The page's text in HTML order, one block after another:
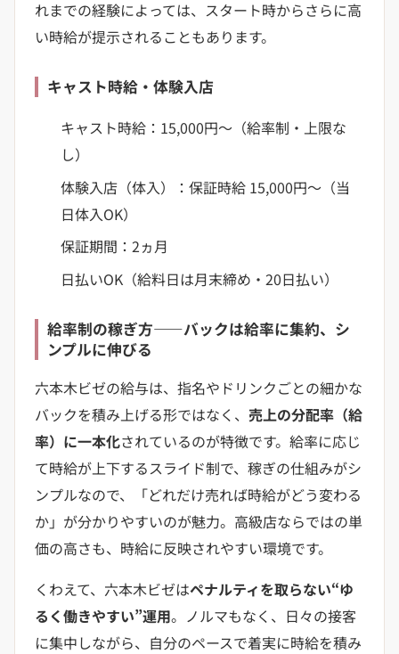
れまでの経験によっては、スタート時からさらに高
い時給が提示されることもあります。
キャスト時給・体験入店
キャスト時給：15,000円〜（給率制・上限な
し）
体験入店（体入）：保証時給 15,000円〜（当
日体入OK）
保証期間：2ヵ月
日払いOK（給料日は月末締め・20日払い）
給率制の稼ぎ方——バックは給率に集約、シ
ンプルに伸びる
六本木ビゼの給与は、指名やドリンクごとの細かな
バックを積み上げる形ではなく、 売上の分配率（給
率）に一本化されているのが特徴です。給率に応じ
て時給が上下するスライド制で、稼ぎの仕組みがシ
ンプルなので、「どれだけ売れば時給がどう変わる
か」が分かりやすいのが魅力。高級店ならではの単
価の高さも、時給に反映されやすい環境です。
くわえて、六本木ビゼはペナルティを取らない“ゆ
るく働きやすい”運用。ノルマもなく、日々の接客
に集中しながら、自分のペースで着実に時給を積み